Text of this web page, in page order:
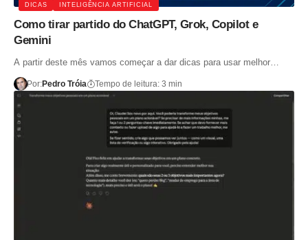
DICAS INTELIGÊNCIA ARTIFICIAL
Como tirar partido do ChatGPT, Grok, Copilot e
Gemini
A partir deste mês vamos começar a dar dicas para usar melhor…
Por:Pedro Tróia Tempo de leitura: 3 min